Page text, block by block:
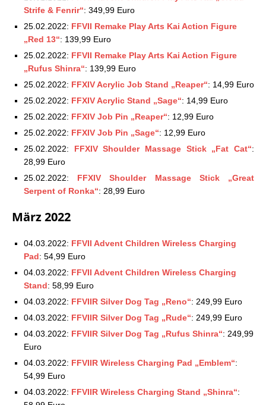
Strife & Fenrir“: 349,99 Euro
25.02.2022: FFVII Remake Play Arts Kai Action Figure
„Red 13“: 139,99 Euro
25.02.2022: FFVII Remake Play Arts Kai Action Figure
„Rufus Shinra“: 139,99 Euro
25.02.2022: FFXIV Acrylic Job Stand „Reaper“: 14,99 Euro
25.02.2022: FFXIV Acrylic Stand „Sage“: 14,99 Euro
25.02.2022: FFXIV Job Pin „Reaper“: 12,99 Euro
25.02.2022: FFXIV Job Pin „Sage“: 12,99 Euro
25.02.2022: FFXIV Shoulder Massage Stick „Fat Cat“:
28,99 Euro
25.02.2022: FFXIV Shoulder Massage Stick „Great
Serpent of Ronka“: 28,99 Euro
März 2022
04.03.2022: FFVII Advent Children Wireless Charging
Pad: 54,99 Euro
04.03.2022: FFVII Advent Children Wireless Charging
Stand: 58,99 Euro
04.03.2022: FFVIIR Silver Dog Tag „Reno“: 249,99 Euro
04.03.2022: FFVIIR Silver Dog Tag „Rude“: 249,99 Euro
04.03.2022: FFVIIR Silver Dog Tag „Rufus Shinra“: 249,99
Euro
04.03.2022: FFVIIR Wireless Charging Pad „Emblem“:
54,99 Euro
04.03.2022: FFVIIR Wireless Charging Stand „Shinra“: